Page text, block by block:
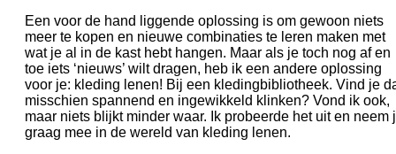
Een voor de hand liggende oplossing is om gewoon niets
meer te kopen en nieuwe combinaties te leren maken met
wat je al in de kast hebt hangen. Maar als je toch nog af en
toe iets ‘nieuws’ wilt dragen, heb ik een andere oplossing
voor je: kleding lenen! Bij een kledingbibliotheek. Vind je
misschien spannend en ingewikkeld klinken? Vond ik ook,
maar niets blijkt minder waar. Ik probeerde het uit en neem
graag mee in de wereld van kleding lenen.